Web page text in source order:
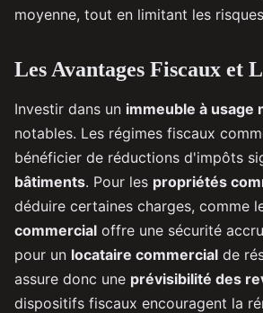
moyenne, tout en limitant les
Les Avantages Fiscaux et
Investir dans un immeuble à usage
notables. Les régimes fiscaux
bénéficier de réductions d'impôts
bâtiments. Pour les propriétés
déduire certaines charges, comme
commercial offre une sécurité
pour un locataire commercial de
assure donc une prévisibilité des
dispositifs fiscaux encouragent la